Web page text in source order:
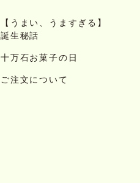
【うまい、うますぎる】
誕生秘話
十万石お菓子の日
ご注文について